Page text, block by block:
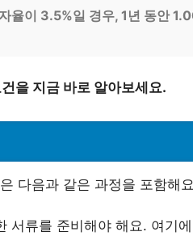
율이 3.5%일 경우, 1년 동안
을 지금 바로 알아보세요.
다음과 같은 과정을 포함해
서류를 준비해야 해요. 여기